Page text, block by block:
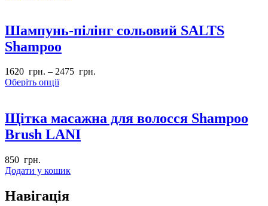
Шампунь-пілінг сольовий SALTS
Shampoo
1620 грн. – 2475 грн.
Оберіть опції
Щітка масажна для волосся Shampoo
Brush LANI
850 грн.
Додати у кошик
Навігація